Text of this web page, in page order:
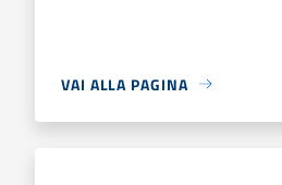
VAI ALLA PAGINA